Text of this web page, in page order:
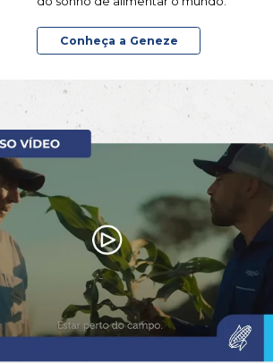
Info Campo 5 - Exaustão
de colmo em plantas de
milho na safrinha
Download